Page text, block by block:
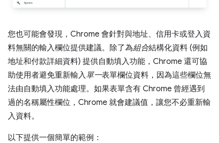
您也可能會發現，Chrome 會針對與地址、信用卡或登入資
料無關的輸入欄位提供建議。除了為組合結構化資料 (例如
地址和付款詳細資料) 提供自動填入功能，Chrome 還可協
助使用者避免重新輸入單一表單欄位資料，因為這些欄位無
法由自動填入功能處理。如果表單含有 Chrome 曾經遇到
過的名稱屬性欄位，Chrome 就會建議值，讓您不必重新輸
入資料。
以下提供一個簡單的範例：